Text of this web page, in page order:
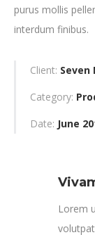
purus mollis
interdum finibus.
Client: Seven
Category:
Date: June
Lorem